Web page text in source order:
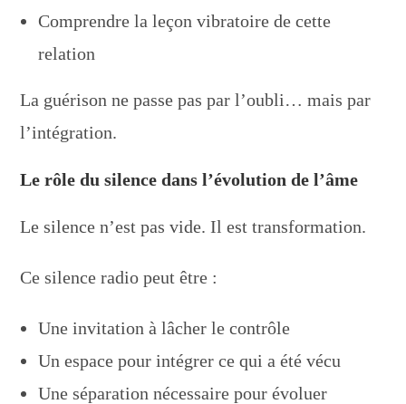
Comprendre la leçon vibratoire de cette
relation
La guérison ne passe pas par l’oubli… mais par
l’intégration.
Le rôle du silence dans l’évolution de l’âme
Le silence n’est pas vide. Il est transformation.
Ce silence radio peut être :
Une invitation à lâcher le contrôle
Un espace pour intégrer ce qui a été vécu
Une séparation nécessaire pour évoluer